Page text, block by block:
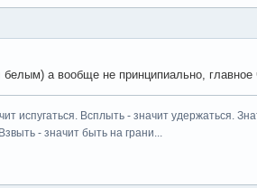
а вообще не принципиально, главное
испугаться. Всплыть - значит удержаться.
- значит быть на грани...